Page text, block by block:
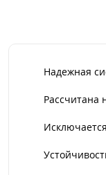
Надежная
Рассчитана